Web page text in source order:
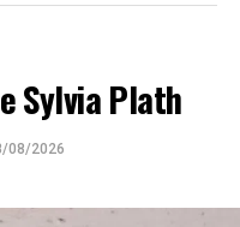
Sylvia Plath
08/2026